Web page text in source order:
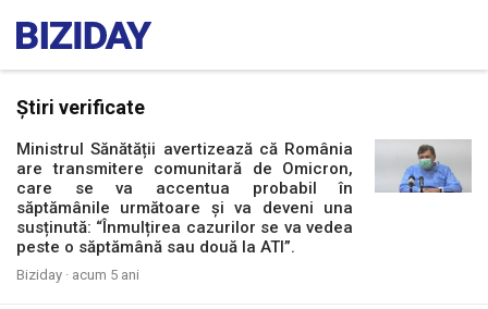
Știri verificate
Ministrul Sănătății avertizează că România
are transmitere comunitară de Omicron,
care se va accentua probabil în
săptămânile următoare și va deveni una
susținută: “Înmulțirea cazurilor se va vedea
peste o săptămână sau două la ATI”.
Biziday · acum 5 ani